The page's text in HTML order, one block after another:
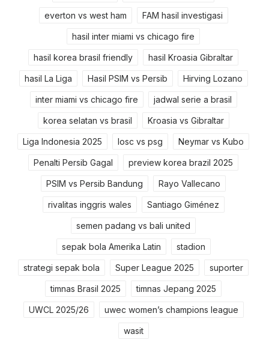
everton vs west ham FAM hasil investigasi
hasil inter miami vs chicago fire
hasil korea brasil friendly hasil Kroasia Gibraltar
hasil La Liga Hasil PSIM vs Persib Hirving Lozano
inter miami vs chicago fire jadwal serie a brasil
korea selatan vs brasil Kroasia vs Gibraltar
Liga Indonesia 2025 losc vs psg Neymar vs Kubo
Penalti Persib Gagal preview korea brazil 2025
PSIM vs Persib Bandung Rayo Vallecano
rivalitas inggris wales Santiago Giménez
semen padang vs bali united
sepak bola Amerika Latin stadion
strategi sepak bola Super League 2025 suporter
timnas Brasil 2025 timnas Jepang 2025
UWCL 2025/26 uwec women’s champions league
wasit